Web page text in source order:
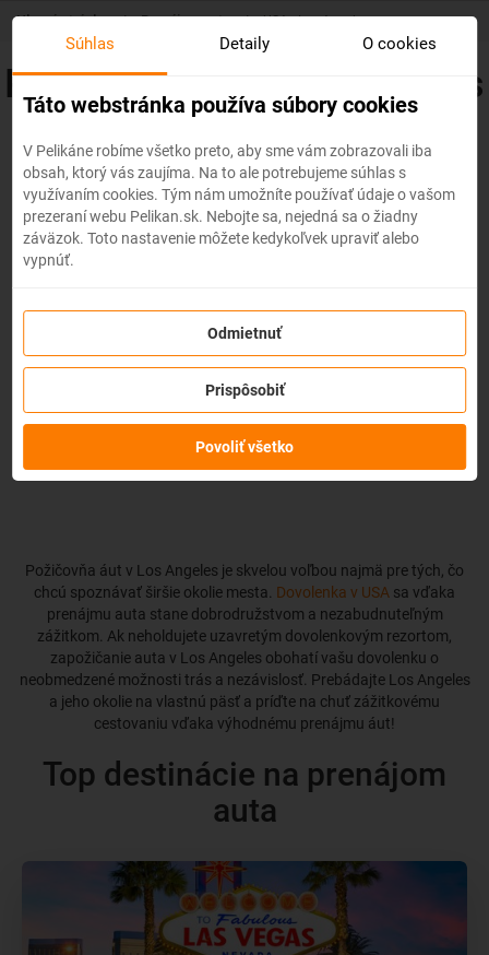
Skip
content
Hlavná stránka / Prenájom auta / USA - Los Angeles
Prenájom auta Los Angeles
Požičovňa áut v Los Angeles je skvelou voľbou najmä pre tých, čo
chcú spoznávať širšie okolie mesta. Dovolenka v USA sa vďaka
prenájmu auta stane dobrodružstvom a nezabudnuteľným
zážitkom. Ak neholdujete uzavretým dovolenkovým rezortom,
zapožičanie auta v Los Angeles obohatí vašu dovolenku o
neobmedzené možnosti trás a nezávislosť. Prebádajte Los Angeles
a jeho okolie na vlastnú päsť a príďte na chuť zážitkovému
cestovaniu vďaka výhodnému prenájmu áut!
Top destinácie na prenájom
auta
Súhlas Detaily O cookies
Táto webstránka používa súbory cookies
V Pelikáne robíme všetko preto, aby sme vám zobrazovali iba
obsah, ktorý vás zaujíma. Na to ale potrebujeme súhlas s
využívaním cookies. Tým nám umožníte používať údaje o vašom
prezeraní webu Pelikan.sk. Nebojte sa, nejedná sa o žiadny
záväzok. Toto nastavenie môžete kedykoľvek upraviť alebo
vypnúť.
Odmietnuť
Prispôsobiť
Povoliť všetko